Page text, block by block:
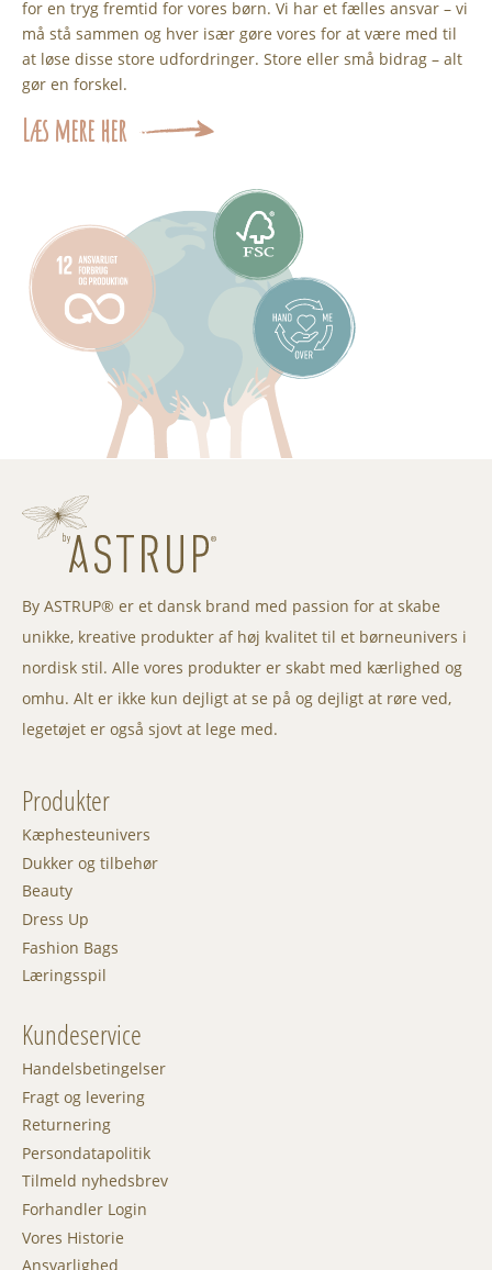
for en tryg fremtid for vores børn. Vi har et fælles ansvar – vi
må stå sammen og hver især gøre vores for at være med til
at løse disse store udfordringer. Store eller små bidrag – alt
gør en forskel.
Læs mere her
By ASTRUP® er et dansk brand med passion for at skabe
unikke, kreative produkter af høj kvalitet til et børneunivers i
nordisk stil. Alle vores produkter er skabt med kærlighed og
omhu. Alt er ikke kun dejligt at se på og dejligt at røre ved,
legetøjet er også sjovt at lege med.
Produkter
Kæphesteunivers
Dukker og tilbehør
Beauty
Dress Up
Fashion Bags
Læringsspil
Kundeservice
Handelsbetingelser
Fragt og levering
Returnering
Persondatapolitik
Tilmeld nyhedsbrev
Forhandler Login
Vores Historie
Ansvarlighed